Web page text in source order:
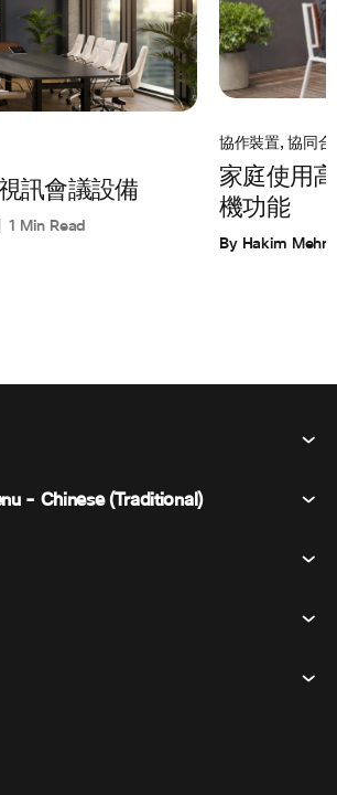
訊會議設備
1 Min Read
協作裝置,協同合
家庭使用
機功能
By Hakim
- Chinese (Traditional)